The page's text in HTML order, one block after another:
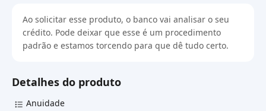
Ao solicitar esse produto, o banco vai analisar o seu
crédito. Pode deixar que esse é um procedimento
padrão e estamos torcendo para que dê tudo certo.
Detalhes do produto
Anuidade